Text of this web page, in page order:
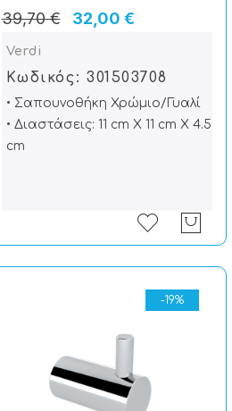
32,00 €
39,70 €
Verdi
Κωδικός: 301503708
• Σαπουνοθήκη Χρώμιο/Γυαλί
• Διαστάσεις: 11 cm X 11 cm X 4.5
cm
-19%